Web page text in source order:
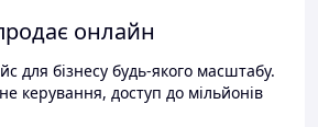
онлайн
для бізнесу будь-якого масштабу.
керування, доступ до мільйонів